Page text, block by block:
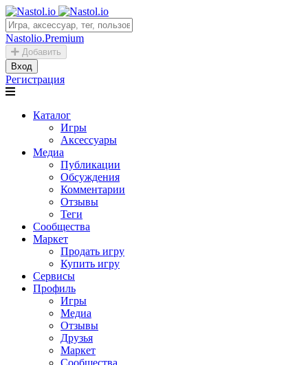
Nastolio.Premium
Добавить
Вход
Регистрация
Каталог
Игры
Аксессуары
Медиа
Публикации
Обсуждения
Комментарии
Отзывы
Теги
Сообщества
Маркет
Продать игру
Купить игру
Сервисы
Профиль
Игры
Медиа
Отзывы
Друзья
Маркет
Сообщества